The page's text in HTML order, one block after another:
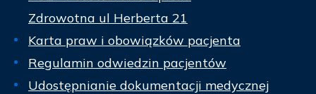
Zdrowotna ul Herberta 21
Karta praw i obowiązków pacjenta
Regulamin odwiedzin pacjentów
Udostępnianie dokumentacji medycznej